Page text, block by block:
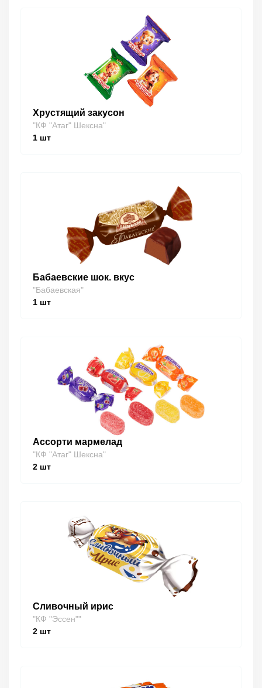
Хрустящий закусон
"КФ "Атаг" Шексна"
1 шт
Бабаевские шок. вкус
"Бабаевская"
1 шт
Ассорти мармелад
"КФ "Атаг" Шексна"
2 шт
Сливочный ирис
"КФ "Эссен""
2 шт